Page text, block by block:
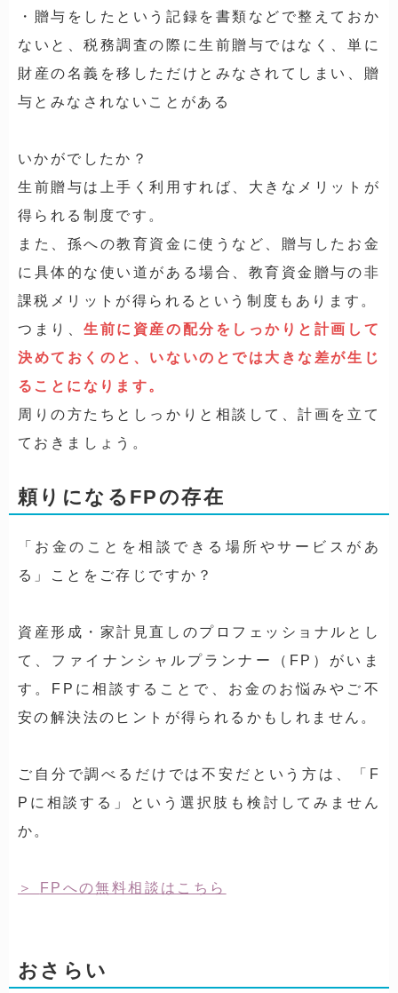
・贈与をしたという記録を書類などで整えておか
ないと、税務調査の際に生前贈与ではなく、単に
財産の名義を移しただけとみなされてしまい、贈
与とみなされないことがある
いかがでしたか？
生前贈与は上手く利用すれば、大きなメリットが
得られる制度です。
また、孫への教育資金に使うなど、贈与したお金
に具体的な使い道がある場合、教育資金贈与の非
課税メリットが得られるという制度もあります。
つまり、生前に資産の配分をしっかりと計画して
決めておくのと、いないのとでは大きな差が生じ
ることになります。
周りの方たちとしっかりと相談して、計画を立て
ておきましょう。
頼りになるFPの存在
「お金のことを相談できる場所やサービスがあ
る」ことをご存じですか？
資産形成・家計見直しのプロフェッショナルとし
て、ファイナンシャルプランナー（FP）がいま
す。FPに相談することで、お金のお悩みやご不
安の解決法のヒントが得られるかもしれません。
ご自分で調べるだけでは不安だという方は、「F
Pに相談する」という選択肢も検討してみません
か。
FPへの無料相談はこちら
おさらい